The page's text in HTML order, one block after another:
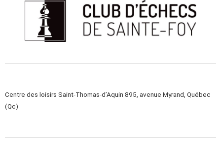
Centre des loisirs Saint-Thomas-d’Aquin 895, avenue Myrand, Québec
(Qc)